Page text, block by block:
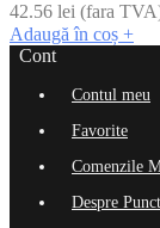
42.56 lei (fara
Adaugă în coș +
Cont
Contul meu
Favorite
Comenzile
Despre